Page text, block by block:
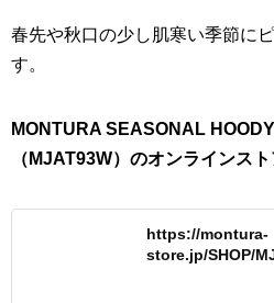
春先や秋口の少し肌寒い季節に
す。
MONTURA SEASONAL
（MJAT93W）のオンラインス
https://montura-
store.jp/SHOP/